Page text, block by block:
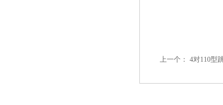
上一个： 4对110型